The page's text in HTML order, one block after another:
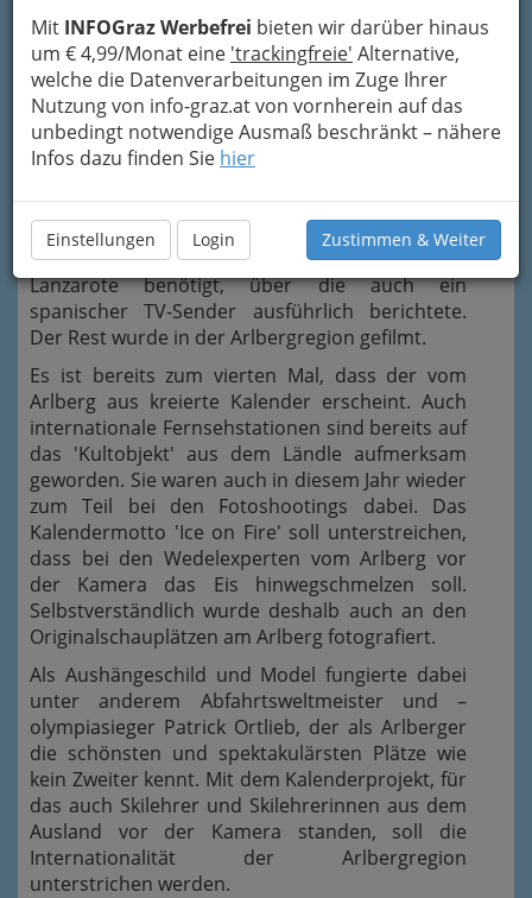
Mit INFOGraz Werbefrei bieten wir darüber hinaus
um € 4,99/Monat eine 'trackingfreie' Alternative,
welche die Datenverarbeitungen im Zuge Ihrer
Nutzung von info-graz.at von vornherein auf das
unbedingt notwendige Ausmaß beschränkt – nähere
Infos dazu finden Sie hier
Einstellungen Login Zustimmen & Weiter
Timanfaya einen
neuen Schauplatz
gewählt', erklärt
Thomas Ebster. Allein schon der Name
Timanfaya, was auf deutsch in etwa Vulkanfeuer
bedeutet, unterstreicht, dass es diesmal beim
Shooting besonders heiβ her ging. Klar, dass es
da vor der Kamera ordentlich knisterte.
Eine Woche lang wurden für die Aufnahmen in
Lanzarote benötigt, über die auch ein
spanischer TV-Sender ausführlich berichtete.
Der Rest wurde in der Arlbergregion gefilmt.
Es ist bereits zum vierten Mal, dass der vom
Arlberg aus kreierte Kalender erscheint. Auch
internationale Fernsehstationen sind bereits auf
das 'Kultobjekt' aus dem Ländle aufmerksam
geworden. Sie waren auch in diesem Jahr wieder
zum Teil bei den Fotoshootings dabei. Das
Kalendermotto 'Ice on Fire' soll unterstreichen,
dass bei den Wedelexperten vom Arlberg vor
der Kamera das Eis hinwegschmelzen soll.
Selbstverständlich wurde deshalb auch an den
Originalschauplätzen am Arlberg fotografiert.
Als Aushängeschild und Model fungierte dabei
unter anderem Abfahrtsweltmeister und –
olympiasieger Patrick Ortlieb, der als Arlberger
die schönsten und spektakulärsten Plätze wie
kein Zweiter kennt. Mit dem Kalenderprojekt, für
das auch Skilehrer und Skilehrerinnen aus dem
Ausland vor der Kamera standen, soll die
Internationalität der Arlbergregion
unterstrichen werden.